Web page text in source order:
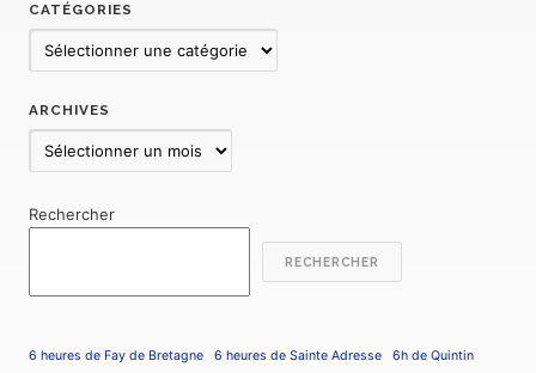
CATÉGORIES
Catégories
ARCHIVES
Archives
Rechercher
RECHERCHER
6 heures de Fay de Bretagne 6 heures de Sainte Adresse 6h de Quintin